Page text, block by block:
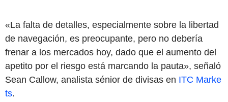
«La falta de detalles, especialmente sobre la libertad
de navegación, es preocupante, pero no debería
frenar a los mercados hoy, dado que el aumento del
apetito por el riesgo está marcando la pauta», señaló
Sean Callow, analista sénior de divisas en ITC Marke
ts.